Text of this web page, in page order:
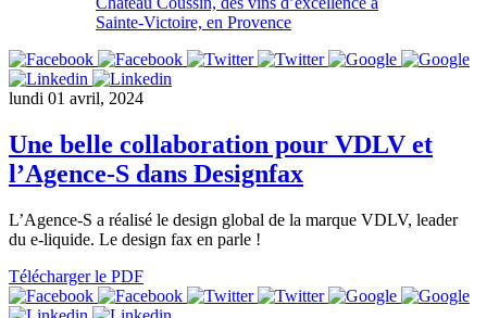
Sainte-Victoire, en Provence
lundi 01 avril, 2024
Une belle collaboration pour VDLV et
l’Agence-S dans Designfax
L’Agence-S a réalisé le design global de la marque VDLV, leader
du e-liquide. Le design fax en parle !
Télécharger le PDF